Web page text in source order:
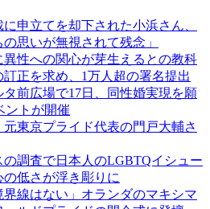
申立てを却下された小浜さん、
の思いが無視されて残念」
異性への関心が芽生えるとの教科
訂正を求め、1万人超の署名提出
タ前広場で17日、同性婚実現を願
ントが開催
元東京プライド代表の門戸大輔さ
の調査で日本人のLGBTQイシュー
の低さが浮き彫りに
界線はない」オランダのマキシマ